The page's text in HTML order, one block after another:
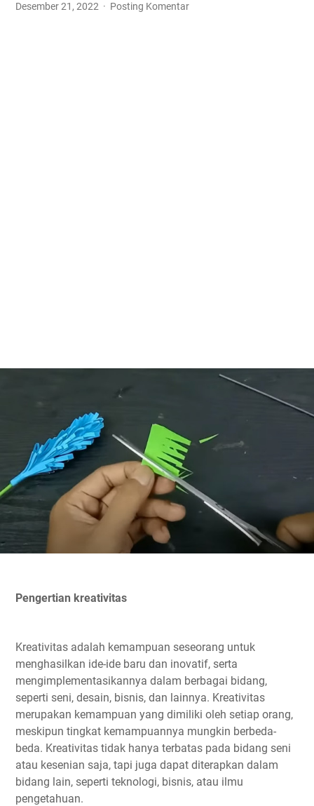
Desember 21, 2022 Posting Komentar
Pengertian kreativitas
Kreativitas adalah kemampuan seseorang untuk
menghasilkan ide-ide baru dan inovatif, serta
mengimplementasikannya dalam berbagai bidang,
seperti seni, desain, bisnis, dan lainnya. Kreativitas
merupakan kemampuan yang dimiliki oleh setiap orang,
meskipun tingkat kemampuannya mungkin berbeda-
beda. Kreativitas tidak hanya terbatas pada bidang seni
atau kesenian saja, tapi juga dapat diterapkan dalam
bidang lain, seperti teknologi, bisnis, atau ilmu
pengetahuan.